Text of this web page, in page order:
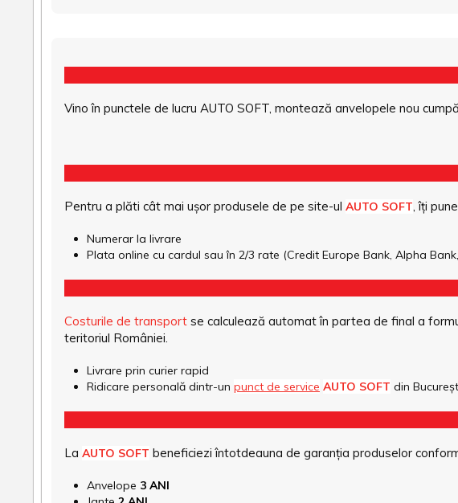
Vino în punctele de lucru AUTO SOFT, montează anvelopele nou
Pentru a plăti cât mai ușor produsele de pe site-ul AUTO SOFT, îți
Numerar la livrare
Plata online cu cardul sau în 2/3 rate (Credit Europe Bank, Alpha
Costurile de transport se calculează automat în partea de final a
teritoriul României.
Livrare prin curier rapid
Ridicare personală dintr-un punct de service AUTO SOFT din
La AUTO SOFT beneficiezi întotdeauna de garanția produselor
Anvelope 3 ANI